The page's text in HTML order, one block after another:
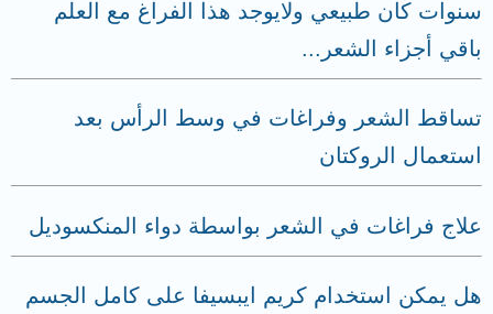
سنوات كان طبيعي ولايوجد هذا الفراغ مع العلم
باقي أجزاء الشعر...
تساقط الشعر وفراغات في وسط الرأس بعد
استعمال الروكتان
علاج فراغات في الشعر بواسطة دواء المنكسوديل
هل يمكن استخدام كريم ايبسيفا على كامل الجسم